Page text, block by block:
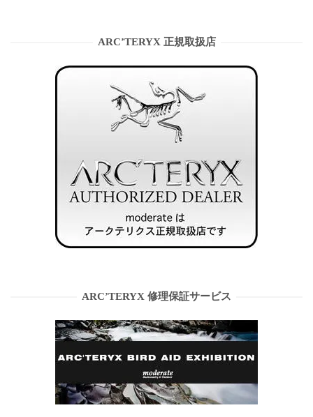
ARC’TERYX 正規取扱店
ARC’TERYX 修理保証サービス